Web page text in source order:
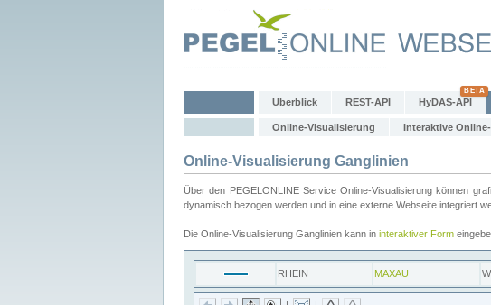
Überblick REST-API HyDAS-API
Online-Visualisierung Interaktive
Online-Visualisierung Ganglinien
Über den PEGELONLINE Service Online-Visualisierung können
dynamisch bezogen werden und in eine externe Webseite integriert
Die Online-Visualisierung Ganglinien kann in interaktiver Form